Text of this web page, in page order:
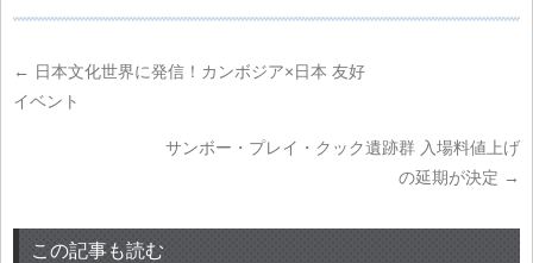
← 日本文化世界に発信！カンボジア×日本 友好
イベント
サンボー・プレイ・クック遺跡群 入場料値上げ
の延期が決定 →
この記事も読む